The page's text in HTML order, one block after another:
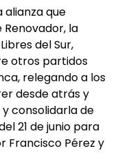
alianza que
Renovador, la
del Sur,
otros partidos
relegando a los
desde atrás y
consolidarla de
21 de junio para
Francisco Pérez y